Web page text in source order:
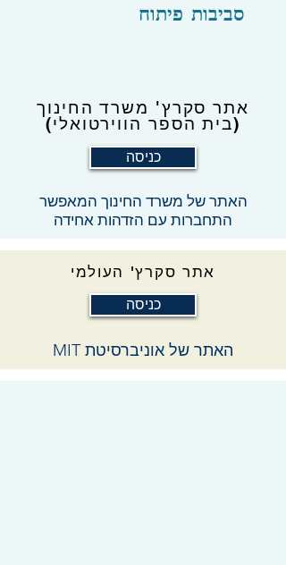
סביבות פיתוח
אתר סקרץ' משרד החינוך
(בית הספר הווירטואלי)
כניסה
האתר של משרד החינוך המאפשר
התחברות עם הזדהות אחידה
אתר סקרץ' העולמי
כניסה
האתר של אוניברסיטת MIT